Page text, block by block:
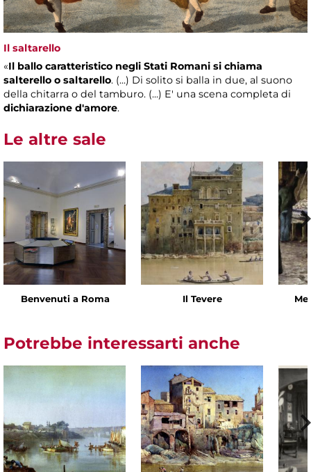
Il saltarello
«Il ballo caratteristico negli Stati Romani si chiama
salterello o saltarello. (...) Di solito si balla in due, al suono
della chitarra o del tamburo. (...) E' una scena completa di
dichiarazione d'amore.
Le altre sale
Benvenuti a Roma Il Tevere
Potrebbe interessarti anche